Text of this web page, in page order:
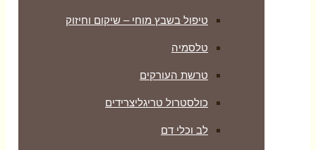
טיפול בשבץ מוחי – שיקום וחיזוק
טלסמיה
טרשת העורקים
כולסטרול טריגליצרידים
לב וכלי דם